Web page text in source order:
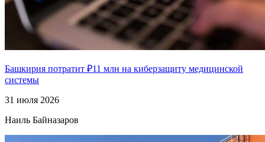
Башкирия потратит ₽11 млн на киберзащиту медицинской
системы
31 июля 2026
Наиль Байназаров